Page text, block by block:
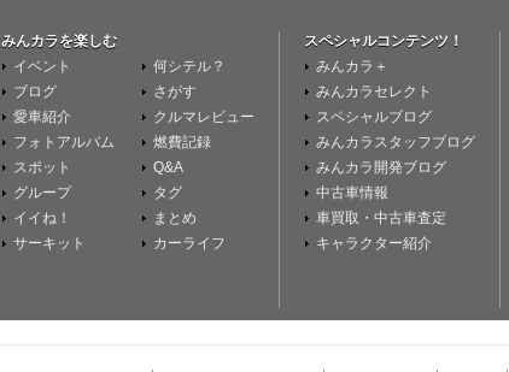
みんカラを楽しむ
イベント
ブログ
愛車紹介
フォトアルバム
スポット
グループ
イイね！
サーキット
何シテル？
さがす
クルマレビュー
燃費記録
Q&A
タグ
まとめ
カーライフ
スペシャルコンテンツ！
みんカラ＋
みんカラセレクト
スペシャルブログ
みんカラスタッフブログ
みんカラ開発ブログ
中古車情報
車買取・中古車査定
キャラクター紹介